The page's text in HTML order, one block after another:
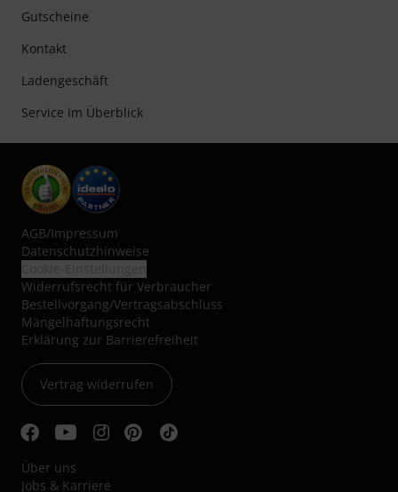
Gutscheine
Kontakt
Ladengeschäft
Service im Überblick
AGB/Impressum
Datenschutzhinweise
Widerrufsrecht für Verbraucher
Bestellvorgang/Vertragsabschluss
Mängelhaftungsrecht
Erklärung zur Barrierefreiheit
Vertrag widerrufen
Über uns
Jobs & Karriere